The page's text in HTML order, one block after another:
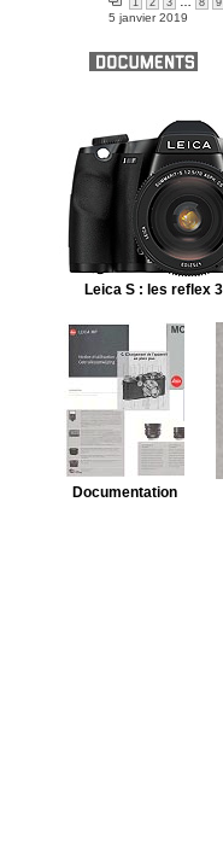
1 2 3 8 9
5 janvier 2019
Leica S : les reflex
Documentation